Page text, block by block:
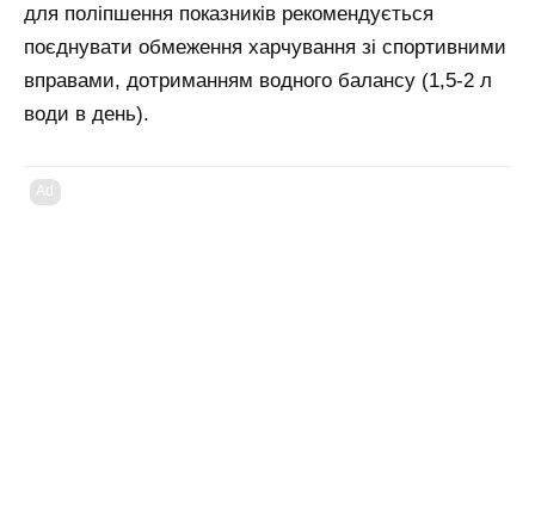
для поліпшення показників рекомендується
поєднувати обмеження харчування зі спортивними
вправами, дотриманням водного балансу (1,5-2 л
води в день).
Ad